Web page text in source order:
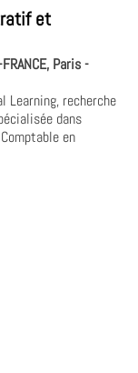
et
Paris -
Learning, recherche
dans
en